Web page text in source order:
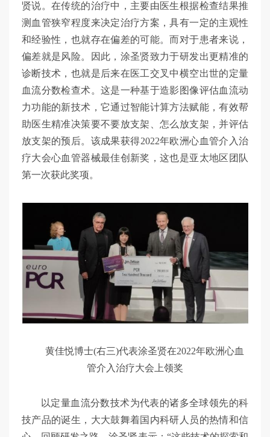
贤说。在传统的治疗中，主要由医生根据检查结果推
测血管狭窄程度来决定治疗方案，具有一定的主观性
和经验性，也就存在偏差的可能。而对于患者来说，
偏差就是风险。因此，涂圣贤致力于研发出更精准的
诊断技术，也就是后来在医工交叉中横空出世的定量
血流分数检查术。这是一种基于造影图像评估血流动
力功能的新技术，它通过智能计算方法赋能，有效帮
助医生精准决策要不要放支架、怎么放支架，并评估
放支架的预后。该成果获得2022年欧洲心血管介入治
疗大会心血管器械最佳创新奖，这也是亚太地区团队
第一次获此奖项。
黄佳悦博士(右三)代表涂圣贤在2022年欧洲心血
管介入治疗大会上领奖
以定量血流分数技术为代表的诸多全球领先的科
技产品的诞生，大大鼓舞着国内科研人员的热情和信